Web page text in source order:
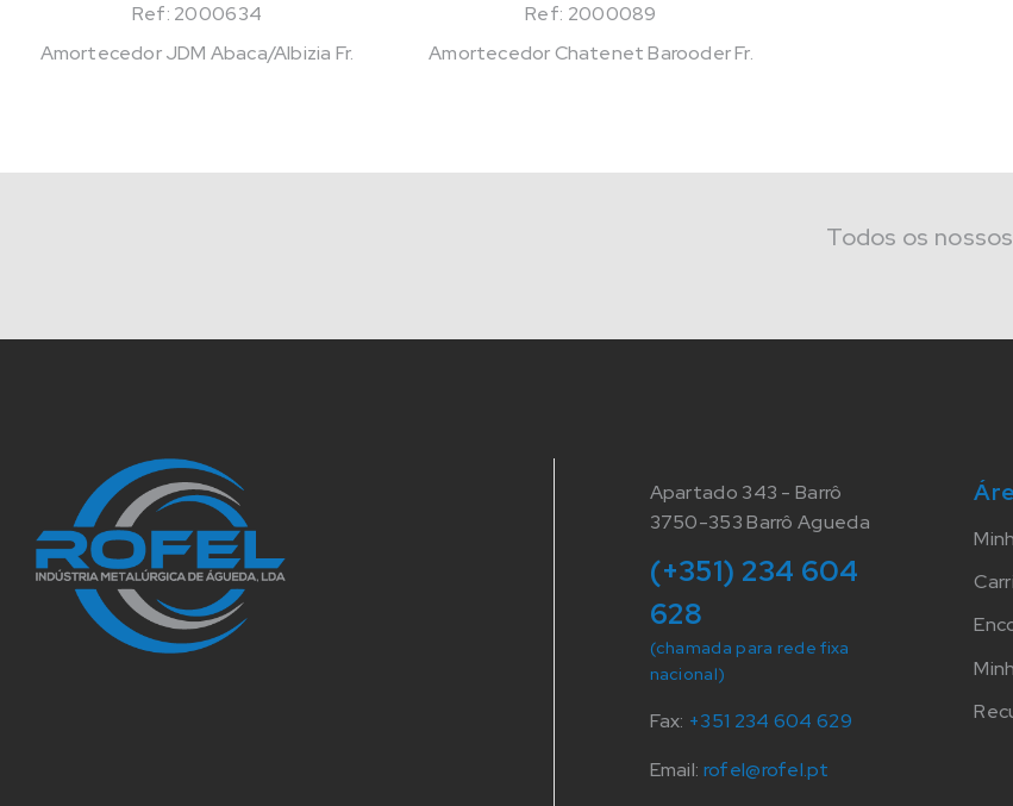
Ref: 2000634
Amortecedor JDM Abaca/Albizia Fr.
Ref: 2000089
Amortecedor Chatenet Barooder Fr.
Todos os
Apartado 343 - Barrô
3750-353 Barrô Agueda
(+351) 234 604
628
(chamada para rede fixa
nacional)
Fax: +351 234 604 629
Email: rofel@rofel.pt